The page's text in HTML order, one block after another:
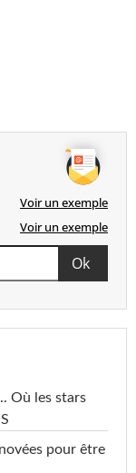
Voir un exemple
Voir un exemple
Où les stars
pour être